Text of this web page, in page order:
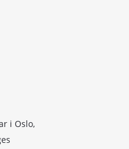
i Oslo,